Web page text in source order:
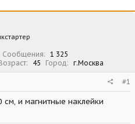
Сообщения
1 325
45 Город г.Москва
#1
и магнитные наклейки